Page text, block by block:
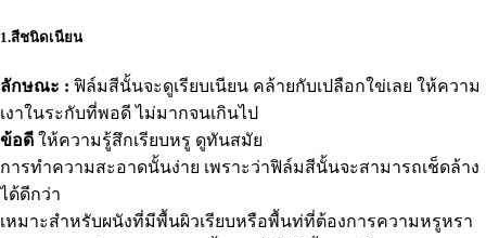
1.สีชนิดเนียน
ลักษณะ : ฟิล์มสีนั้นจะดูเรียบเนียน คล้ายกับเปลือกใข่เลย ให้ความ
เงาในระกับที่พอดี ไม่มากจนเกินไป
ข้อดี ให้ความรู้สึกเรียบหรู ดูทันสมัย
การทำความสะอาดนั้นง่าย เพราะว่าฟิล์มสีนั้นจะสามารถเช็ดล้าง
ได้ดีกว่า
เหมาะสำหรับผนังที่มีพื้นผิวเรียบหรือพื้นท่ที่ต้องการความหรูหรา